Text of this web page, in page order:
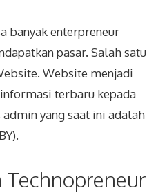
banyak enterpreneur
pasar. Salah satu
Website menjadi
terbaru kepada
yang saat ini adalah
Technopreneur